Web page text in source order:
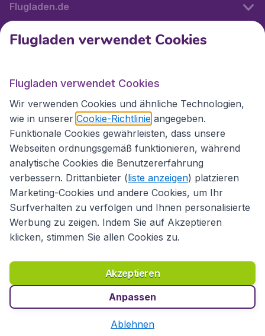
Flugladen.de
Internationale Webseiten
Folgen Sie uns:
Richtlinien und Bedingungen
Haftungsausschluss
Datenschutzerklärung
Cookies Copyright © 2026
Flugladen verwendet Cookies
Flugladen verwendet Cookies
Wir verwenden Cookies und ähnliche Technologien,
wie in unserer Cookie-Richtlinie angegeben.
Funktionale Cookies gewährleisten, dass unsere
Webseiten ordnungsgemäß funktionieren, während
analytische Cookies die Benutzererfahrung
verbessern. Drittanbieter (liste anzeigen) platzieren
Marketing-Cookies und andere Cookies, um Ihr
Surfverhalten zu verfolgen und Ihnen personalisierte
Werbung zu zeigen. Indem Sie auf Akzeptieren
klicken, stimmen Sie allen Cookies zu.
Akzeptieren
Anpassen
Ablehnen